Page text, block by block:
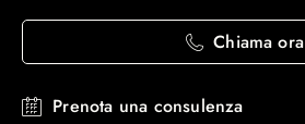
Chiama ora
Prenota una consulenza